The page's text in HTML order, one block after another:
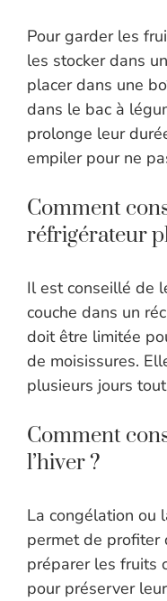
Pour garder les
les stocker dans
placer dans une
dans le bac à
prolonge leur
empiler pour ne
Comment
réfrigérateur
Il est conseillé de
couche dans un
doit être limitée
de moisissures.
plusieurs jours
Comment
l’hiver ?
La congélation ou
permet de profiter
préparer les fruits
pour préserver